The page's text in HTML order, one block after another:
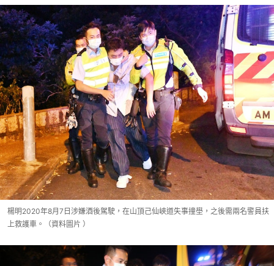
楊明2020年8月7日涉嫌酒後駕駛，在山頂己仙峽道失事撞壆，之後需兩名警員扶
上救護車。（資料圖片 ）